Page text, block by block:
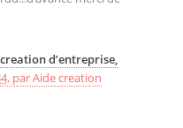
d’entreprise,
, parAide creation